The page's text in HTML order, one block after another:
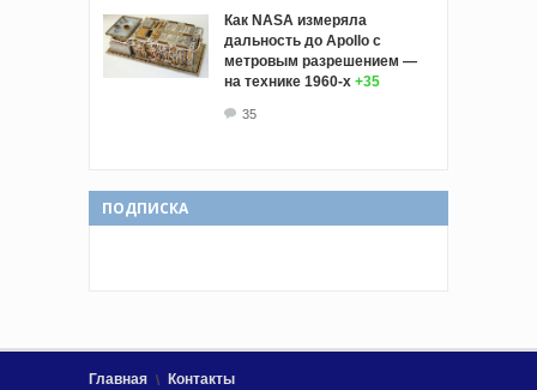
Как NASA измеряла
дальность до Apollo с
метровым разрешением —
на технике 1960-х +35
35
ПОДПИСКА
Главная Контакты